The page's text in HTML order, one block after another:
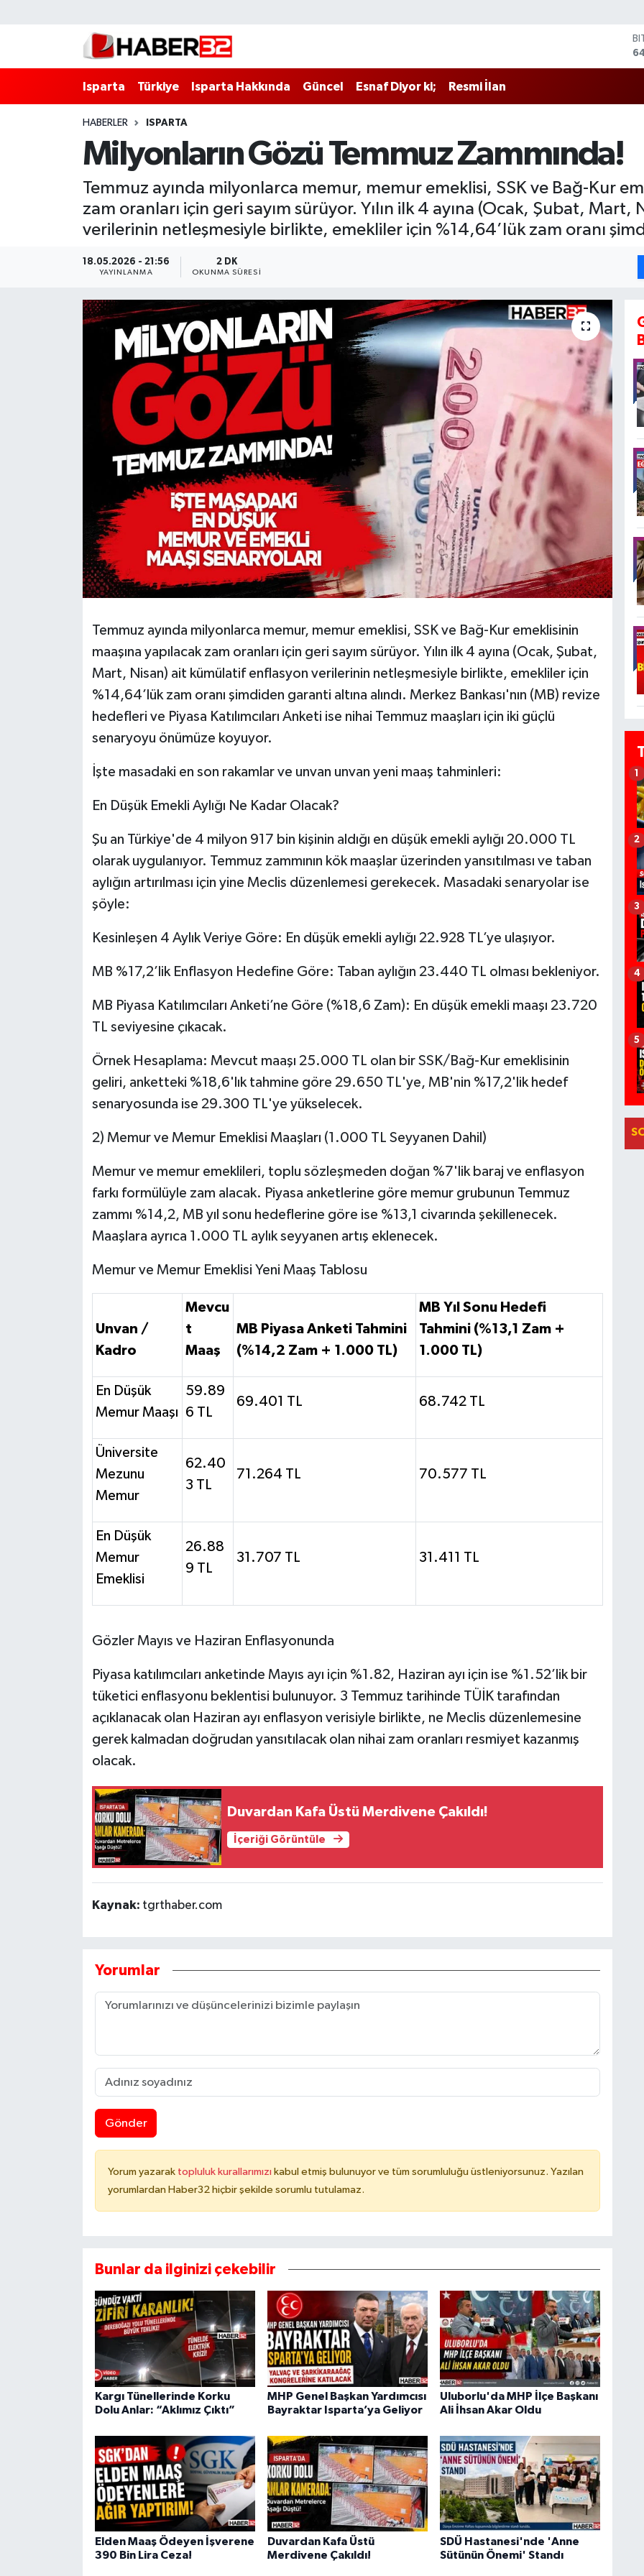
Isparta Türkiye Isparta Hakkında Güncel Esnaf Diyor ki; Resmi İlan
HABERLER ISPARTA
Milyonların Gözü Temmuz Zammında!
Temmuz ayında milyonlarca memur, memur emeklisi, SSK ve Bağ-Kur
zam oranları için geri sayım sürüyor. Yılın ilk 4 ayına (Ocak, Şubat,
verilerinin netleşmesiyle birlikte, emekliler için %14,64’lük zam oranı
18.05.2026 - 21:56
YAYINLANMA
2 DK
OKUNMA SÜRESI
Temmuz ayında milyonlarca memur, memur emeklisi, SSK ve Bağ-Kur emeklisinin
maaşına yapılacak zam oranları için geri sayım sürüyor. Yılın ilk 4 ayına (Ocak, Şubat,
Mart, Nisan) ait kümülatif enflasyon verilerinin netleşmesiyle birlikte, emekliler için
%14,64’lük zam oranı şimdiden garanti altına alındı. Merkez Bankası'nın (MB) revize
hedefleri ve Piyasa Katılımcıları Anketi ise nihai Temmuz maaşları için iki güçlü
senaryoyu önümüze koyuyor.
İşte masadaki en son rakamlar ve unvan unvan yeni maaş tahminleri:
En Düşük Emekli Aylığı Ne Kadar Olacak?
Şu an Türkiye'de 4 milyon 917 bin kişinin aldığı en düşük emekli aylığı 20.000 TL
olarak uygulanıyor. Temmuz zammının kök maaşlar üzerinden yansıtılması ve taban
aylığın artırılması için yine Meclis düzenlemesi gerekecek. Masadaki senaryolar ise
şöyle:
Kesinleşen 4 Aylık Veriye Göre: En düşük emekli aylığı 22.928 TL’ye ulaşıyor.
MB %17,2’lik Enflasyon Hedefine Göre: Taban aylığın 23.440 TL olması bekleniyor.
MB Piyasa Katılımcıları Anketi’ne Göre (%18,6 Zam): En düşük emekli maaşı 23.720
TL seviyesine çıkacak.
Örnek Hesaplama: Mevcut maaşı 25.000 TL olan bir SSK/Bağ-Kur emeklisinin
geliri, anketteki %18,6'lık tahmine göre 29.650 TL'ye, MB'nin %17,2'lik hedef
senaryosunda ise 29.300 TL'ye yükselecek.
2) Memur ve Memur Emeklisi Maaşları (1.000 TL Seyyanen Dahil)
Memur ve memur emeklileri, toplu sözleşmeden doğan %7'lik baraj ve enflasyon
farkı formülüyle zam alacak. Piyasa anketlerine göre memur grubunun Temmuz
zammı %14,2, MB yıl sonu hedeflerine göre ise %13,1 civarında şekillenecek.
Maaşlara ayrıca 1.000 TL aylık seyyanen artış eklenecek.
Memur ve Memur Emeklisi Yeni Maaş Tablosu
Unvan /
Kadro
Mevcu
t
Maaş
MB Piyasa Anketi Tahmini
(%14,2 Zam + 1.000 TL)
MB Yıl Sonu Hedefi
Tahmini (%13,1 Zam +
1.000 TL)
En Düşük
Memur Maaşı
59.89
6 TL
69.401 TL 68.742 TL
Üniversite
Mezunu
Memur
62.40
3 TL
71.264 TL 70.577 TL
En Düşük
Memur
Emeklisi
26.88
9 TL
31.707 TL 31.411 TL
Gözler Mayıs ve Haziran Enflasyonunda
Piyasa katılımcıları anketinde Mayıs ayı için %1.82, Haziran ayı için ise %1.52’lik bir
tüketici enflasyonu beklentisi bulunuyor. 3 Temmuz tarihinde TÜİK tarafından
açıklanacak olan Haziran ayı enflasyon verisiyle birlikte, ne Meclis düzenlemesine
gerek kalmadan doğrudan yansıtılacak olan nihai zam oranları resmiyet kazanmış
olacak.
Duvardan Kafa Üstü Merdivene Çakıldı!
İçeriği Görüntüle
Kaynak: tgrthaber.com
Yorumlar
Gönder
Yorum yazarak topluluk kurallarımızı kabul etmiş bulunuyor ve tüm sorumluluğu üstleniyorsunuz. Yazılan
yorumlardan Haber32 hiçbir şekilde sorumlu tutulamaz.
Bunlar da ilginizi çekebilir
Kargı Tünellerinde Korku
Dolu Anlar: “Aklımız Çıktı”
MHP Genel Başkan Yardımcısı
Bayraktar Isparta’ya Geliyor
Uluborlu'da MHP İlçe Başkanı
Ali İhsan Akar Oldu
Elden Maaş Ödeyen İşverene
390 Bin Lira Ceza!
Duvardan Kafa Üstü
Merdivene Çakıldı!
SDÜ Hastanesi'nde 'Anne
Sütünün Önemi' Standı
1
2
3
4
5
Isparta Hakkında
Esnaf Diyor ki;
BİLİM VE TEKNOLOJİ
HABERDE İNSAN
KÜLTÜR SANAT
RESMİ İLANLAR
Tarihi Yapılarımız
Teknoloji
Isparta Nöbetçi Eczaneler
Isparta Hava Durumu
Isparta Trafik Yoğunluk Haritası
Süper Lig Puan Durumu ve Fikstür
Son Dakika Haberleri
Haber Arşivi